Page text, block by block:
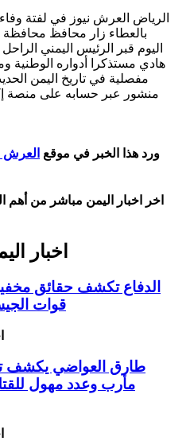
الرياض العرش نيوز في لفتة
بالعطاء زار محافظ محافظة
اليوم قبر الرئيس اليمني
هادي مستذكرا أدواره الوطنية
مفصلية في تاريخ اليمن
منشور عبر حسابه على منصة
ورد هذا الخبر في موقع العرش
اخر اخبار اليمن مباشر من أهم
اخبار
الدفاع تكشف حقائق
قوات
طارق العواضي يكشف
مأرب وعدد مهول